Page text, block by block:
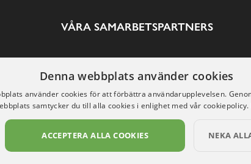
VÅRA SAMARBETSPARTNERS
Denna webbplats använder cookies
använder cookies för att förbättra användarupplevelsen.
samtycker du till alla cookies i enlighet med vår cookiepolicy.
ACCEPTERA ALLA COOKIES NEKA